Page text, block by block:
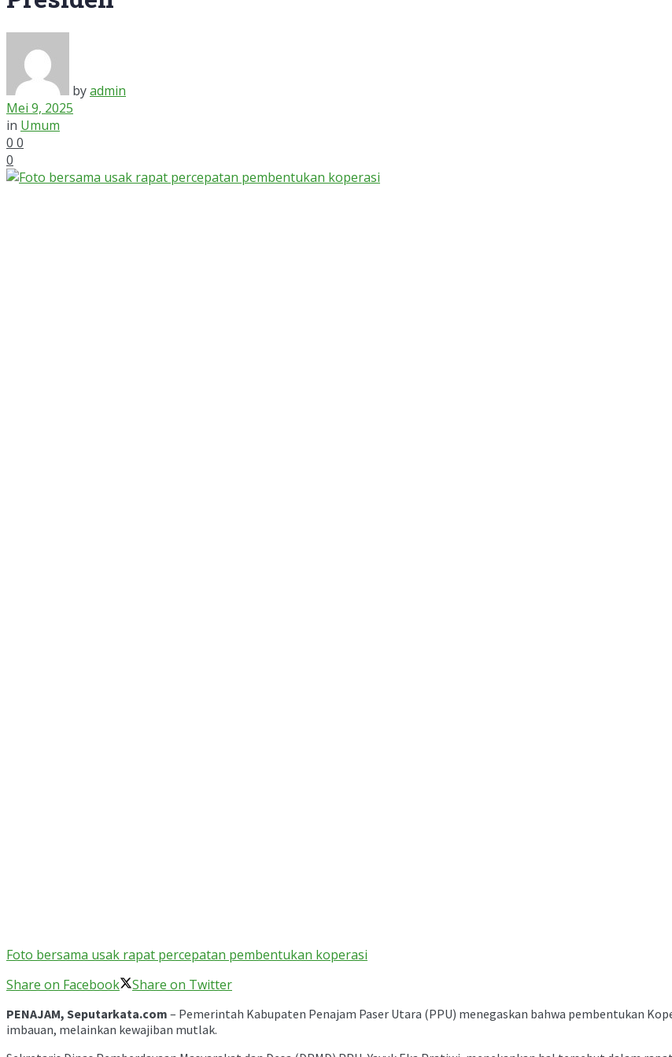
byadmin
Mei 9, 2025
in Umum
0 0
0
Foto bersama usak rapat percepatan pembentukan koperasi
Share on Facebook
Share on Twitter
PENAJAM, Seputarkata.com – Pemerintah Kabupaten Penajam Paser Utara (PPU) menegaskan bahwa pembentukan
imbauan, melainkan kewajiban mutlak.